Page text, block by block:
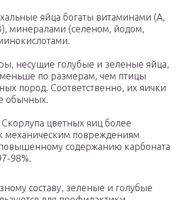
яйца богаты витаминами (А,
минералами (селеном, йодом,
несущие голубые и зеленые яйца,
по размерам, чем птицы
пород. Соответственно, их яички
обычных.
Скорлупа цветных яиц более
механическим повреждениям
содержанию карбоната
98%.
составу, зеленые и голубые